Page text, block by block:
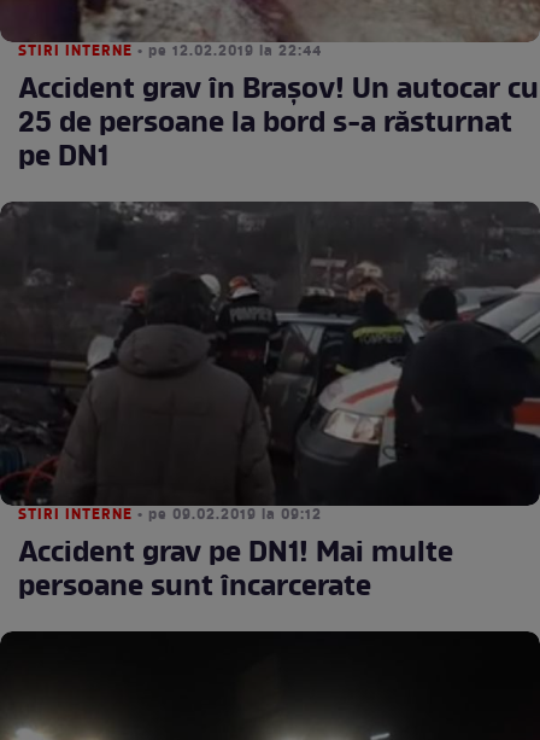
STIRI INTERNE • pe 12.02.2019 la 22:44
Accident grav în Brașov! Un autocar cu
25 de persoane la bord s-a răsturnat
pe DN1
STIRI INTERNE • pe 09.02.2019 la 09:12
Accident grav pe DN1! Mai multe
persoane sunt încarcerate